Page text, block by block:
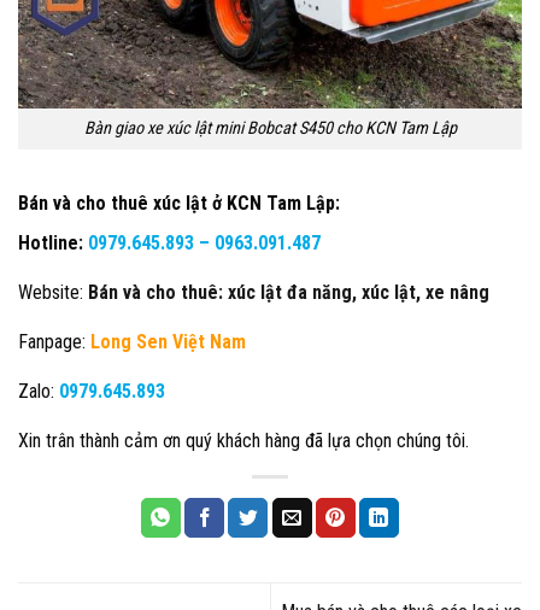
Bàn giao xe xúc lật mini Bobcat S450 cho KCN Tam Lập
Bán và cho thuê xúc lật ở KCN Tam Lập:
Hotline: 0979.645.893 – 0963.091.487
Website: Bán và cho thuê: xúc lật đa năng, xúc lật, xe nâng
Fanpage: Long Sen Việt Nam
Zalo: 0979.645.893
Xin trân thành cảm ơn quý khách hàng đã lựa chọn chúng tôi.